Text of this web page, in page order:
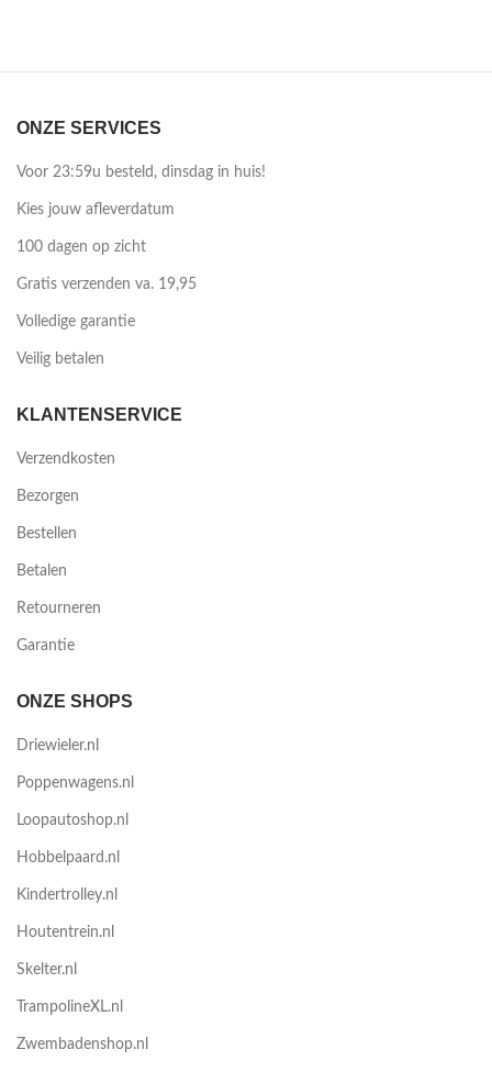
ONZE SERVICES
Voor 23:59u besteld, dinsdag in huis!
Kies jouw afleverdatum
100 dagen op zicht
Gratis verzenden va. 19,95
Volledige garantie
Veilig betalen
KLANTENSERVICE
Verzendkosten
Bezorgen
Bestellen
Betalen
Retourneren
Garantie
ONZE SHOPS
Driewieler.nl
Poppenwagens.nl
Loopautoshop.nl
Hobbelpaard.nl
Kindertrolley.nl
Houtentrein.nl
Skelter.nl
TrampolineXL.nl
Zwembadenshop.nl